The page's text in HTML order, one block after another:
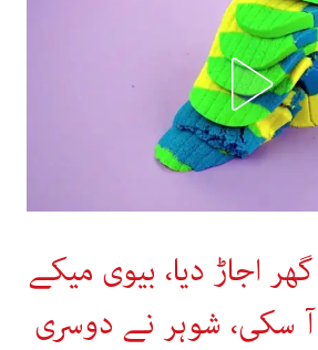
اجاڑ دیا، بیوی میکے
سکی، شوہر نے دوسری